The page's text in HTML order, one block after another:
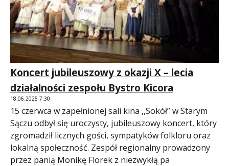
Koncert jubileuszowy z okazji X – lecia
działalności zespołu Bystro Kicora
18.06.2025 7:30
15 czerwca w zapełnionej sali kina ,,Sokół” w Starym
Sączu odbył się uroczysty, jubileuszowy koncert, który
zgromadził licznych gości, sympatyków folkloru oraz
lokalną społeczność. Zespół regionalny prowadzony
przez panią Monikę Florek z niezwykłą pa